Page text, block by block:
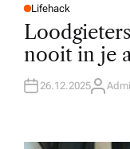
P
O
E
D
N
Lifehack
nooit in je
26.12.2025A
R